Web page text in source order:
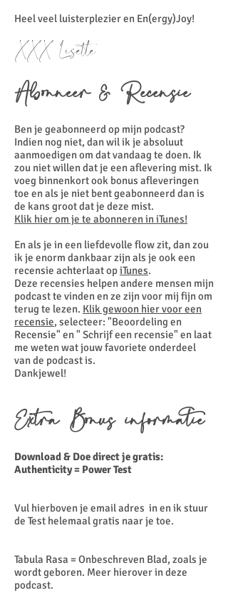
Heel veel luisterplezier en En(ergy)Joy!
XXX Lisette
Abonneer & Recensie
Ben je geabonneerd op mijn podcast?
Indien nog niet, dan wil ik je absoluut
aanmoedigen om dat vandaag te doen. Ik
zou niet willen dat je een aflevering mist. Ik
voeg binnenkort ook bonus afleveringen
toe en als je niet bent geabonneerd dan is
de kans groot dat je deze mist.
Klik hier om je te abonneren in iTunes!
En als je in een liefdevolle flow zit, dan zou
ik je enorm dankbaar zijn als je ook een
recensie achterlaat opiTunes.
Deze recensies helpen andere mensen mijn
podcast te vinden en ze zijn voor mij fijn om
terug te lezen. Klik gewoon hier voor een
recensie, selecteer: "Beoordeling en
Recensie" en " Schrijf een recensie" en laat
me weten wat jouw favoriete onderdeel
van de podcast is.
Dankjewel!
Extra Bonus informatie
Download & Doe direct je gratis:
Authenticity = Power Test
Vul hierboven je email adres in en ik stuur
de Test helemaal gratis naar je toe.
Tabula Rasa = Onbeschreven Blad, zoals je
wordt geboren. Meer hierover in deze
podcast.